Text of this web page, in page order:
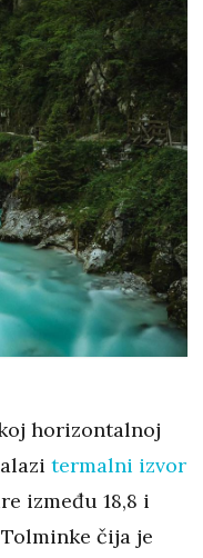
horizontalnoj
termalni izvor
između 18,8 i
čija je